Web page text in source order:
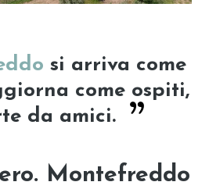
si arriva come
come ospiti,
da amici.
Montefreddo